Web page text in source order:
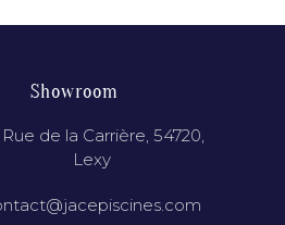
Showroom
Rue de la Carrière, 54720,
Lexy